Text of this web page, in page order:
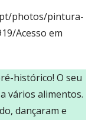
photos/pintura-
Acesso em
histórico! O seu
vários alimentos.
dançaram e